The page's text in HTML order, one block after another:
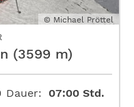
© Michael Pröttel
(3599 m)
Dauer: 07:00 Std.